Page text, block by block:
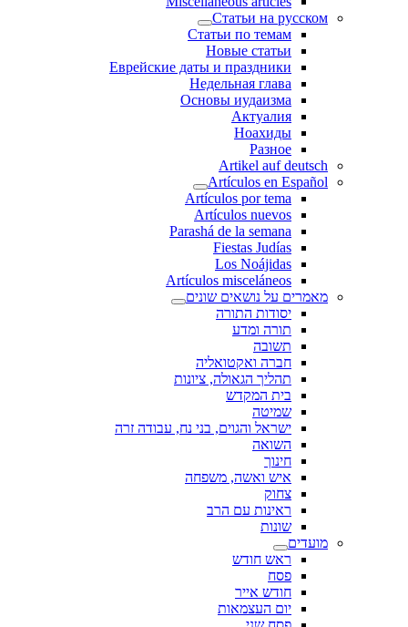
Статьи на русском
Статьи по темам
Новые статьи
Еврейские даты и праздники
Недельная глава
Основы иудаизма
Актуалия
Ноахиды
Разное
Artikel auf deutsch
Artículos en Español
Artículos por tema
Artículos nuevos
Parashá de la semana
Fiestas Judías
Los Noájidas
Artículos misceláneos
מאמרים על נושאים שונים
יסודות התורה
תורה ומדע
תשובה
חברה ואקטואליה
תהליך הגאולה, ציונות
בית המקדש
שמיטה
ישראל והגוים, בני נח, עבודה זרה
השואה
חינוך
איש ואשה, משפחה
צחוק
ראינות עם הרב
שונות
מועדים
ראש חודש
פסח
חודש אייר
יום העצמאות